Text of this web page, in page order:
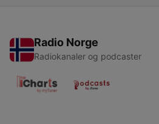
Radio Norge
Radiokanaler og podcaster